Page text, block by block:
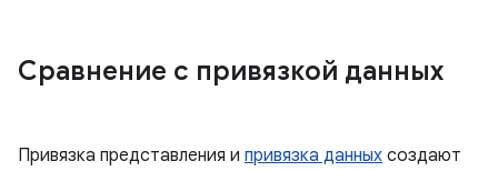
Сравнение с привязкой данных
Привязка представления и привязка данных создают